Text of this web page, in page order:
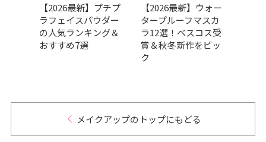
【2026最新】プチプ
ラフェイスパウダー
の人気ランキング＆
おすすめ7選
【2026最新】ウォー
タープルーフマスカ
ラ12選！ベスコス受
賞＆秋冬新作をピッ
ク
メイクアップのトップにもどる